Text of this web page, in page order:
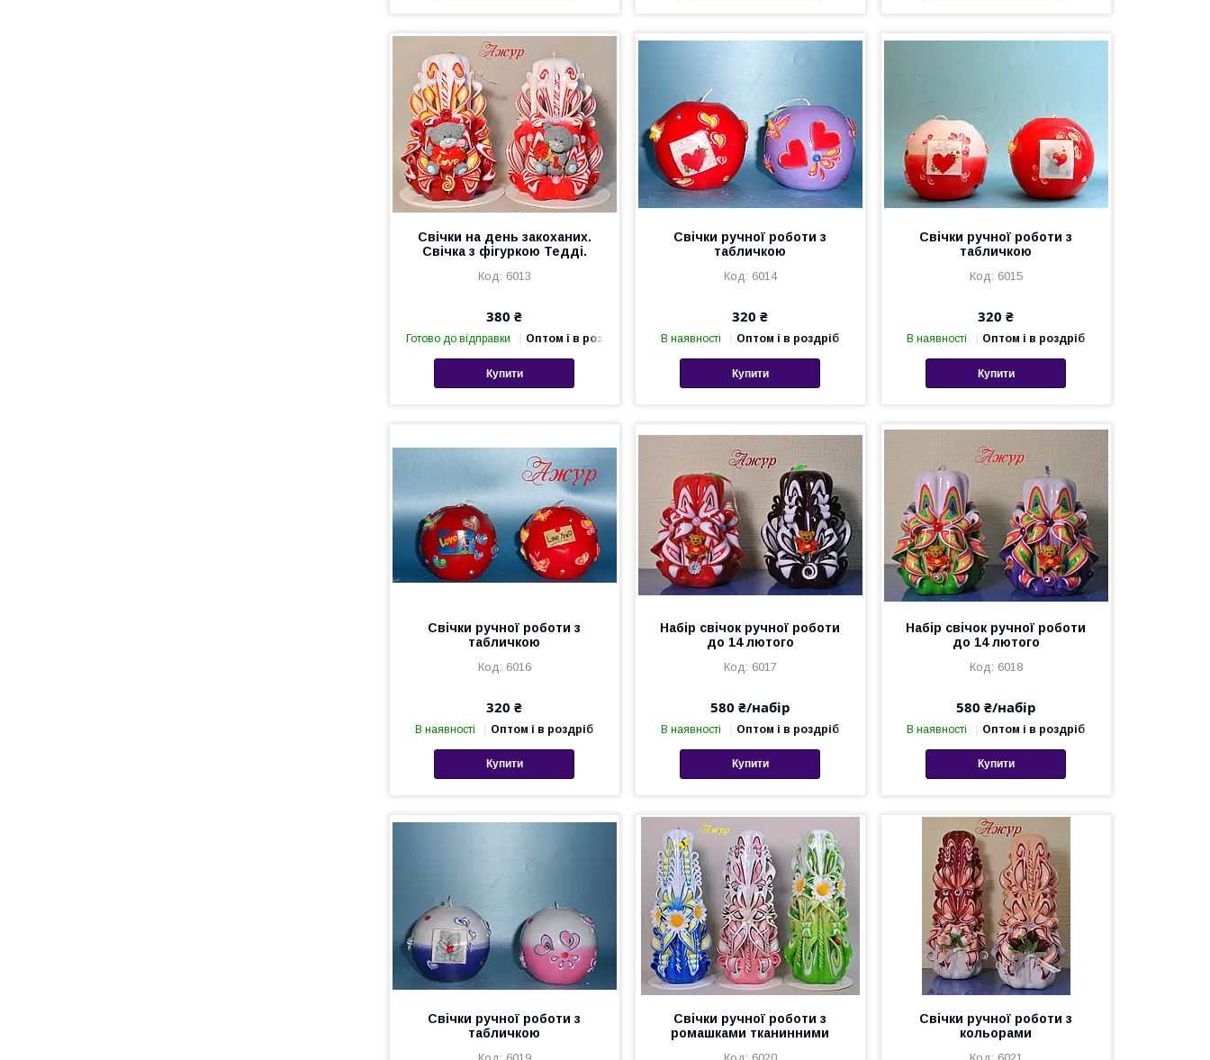
Свічки на день закоханих.
Свічка з фігуркою Тедді.
6013
380 ₴
Готово до відправки Оптом і в роздріб
Купити
Свічки ручної роботи з
табличкою
6014
320 ₴
В наявності Оптом і в роздріб
Купити
Свічки ручної роботи з
табличкою
6015
320 ₴
В наявності Оптом і в роздріб
Купити
Свічки ручної роботи з
табличкою
6016
320 ₴
В наявності Оптом і в роздріб
Купити
Набір свічок ручної роботи
до 14 лютого
6017
580 ₴/набір
В наявності Оптом і в роздріб
Купити
Набір свічок ручної роботи
до 14 лютого
6018
580 ₴/набір
В наявності Оптом і в роздріб
Купити
Свічки ручної роботи з
табличкою
Свічки ручної роботи з
ромашками тканинними
Свічки ручної роботи з
кольорами